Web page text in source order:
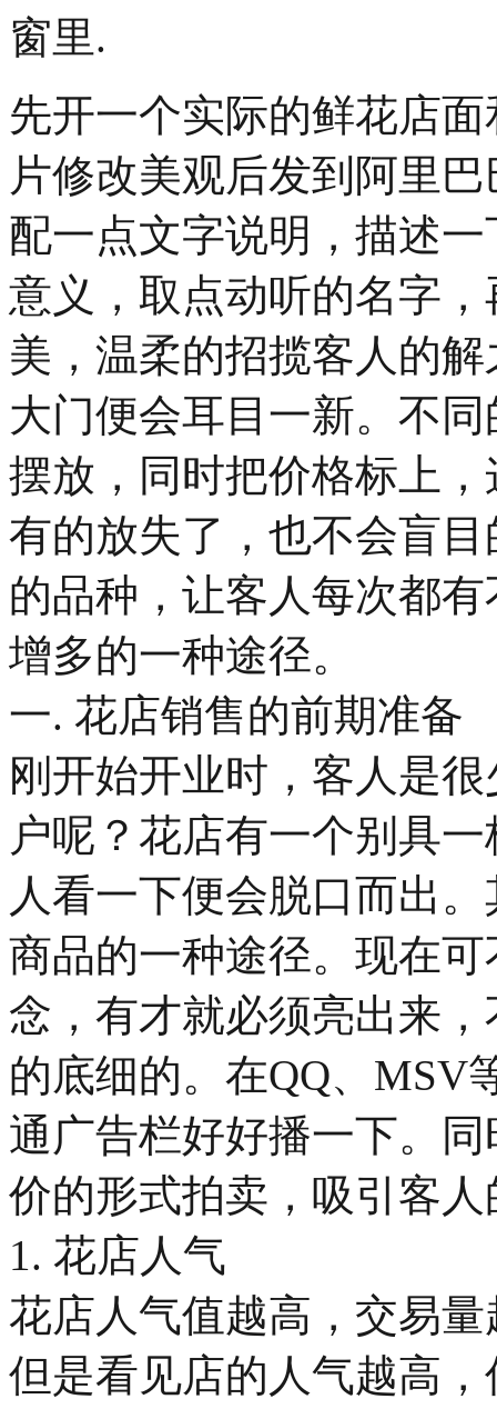
窗里.
先开一个实际的鲜花店
片修改美观后发到阿里
配一点文字说明，描述
意义，取点动听的名字
美，温柔的招揽客人的
大门便会耳目一新。不
摆放，同时把价格标上
有的放失了，也不会盲
的品种，让客人每次都
增多的一种途径。
一. 花店销售的前期准备
刚开始开业时，客人是
户呢？花店有一个别具
人看一下便会脱口而出
商品的一种途径。现在
念，有才就必须亮出来
的底细的。在QQ、MSV
通广告栏好好播一下。
价的形式拍卖，吸引客
1. 花店人气
花店人气值越高，交易
但是看见店的人气越高